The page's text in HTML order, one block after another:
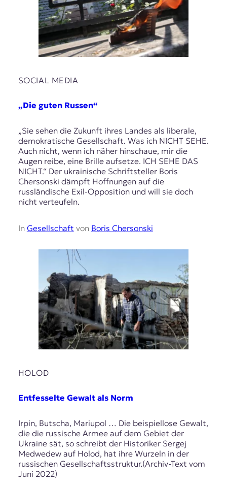
SOCIAL MEDIA
„Die guten Russen“
„Sie sehen die Zukunft ihres Landes als liberale,
demokratische Gesellschaft. Was ich NICHT SEHE.
Auch nicht, wenn ich näher hinschaue, mir die
Augen reibe, eine Brille aufsetze. ICH SEHE DAS
NICHT.“ Der ukrainische Schriftsteller Boris
Chersonski dämpft Hoffnungen auf die
russländische Exil-Opposition und will sie doch
nicht verteufeln.
In Gesellschaft von Boris Chersonski
HOLOD
Entfesselte Gewalt als Norm
Irpin, Butscha, Mariupol … Die beispiellose Gewalt,
die die russische Armee auf dem Gebiet der
Ukraine sät, so schreibt der Historiker Sergej
Medwedew auf Holod, hat ihre Wurzeln in der
russischen Gesellschaftsstruktur.(Archiv-Text vom
Juni 2022)